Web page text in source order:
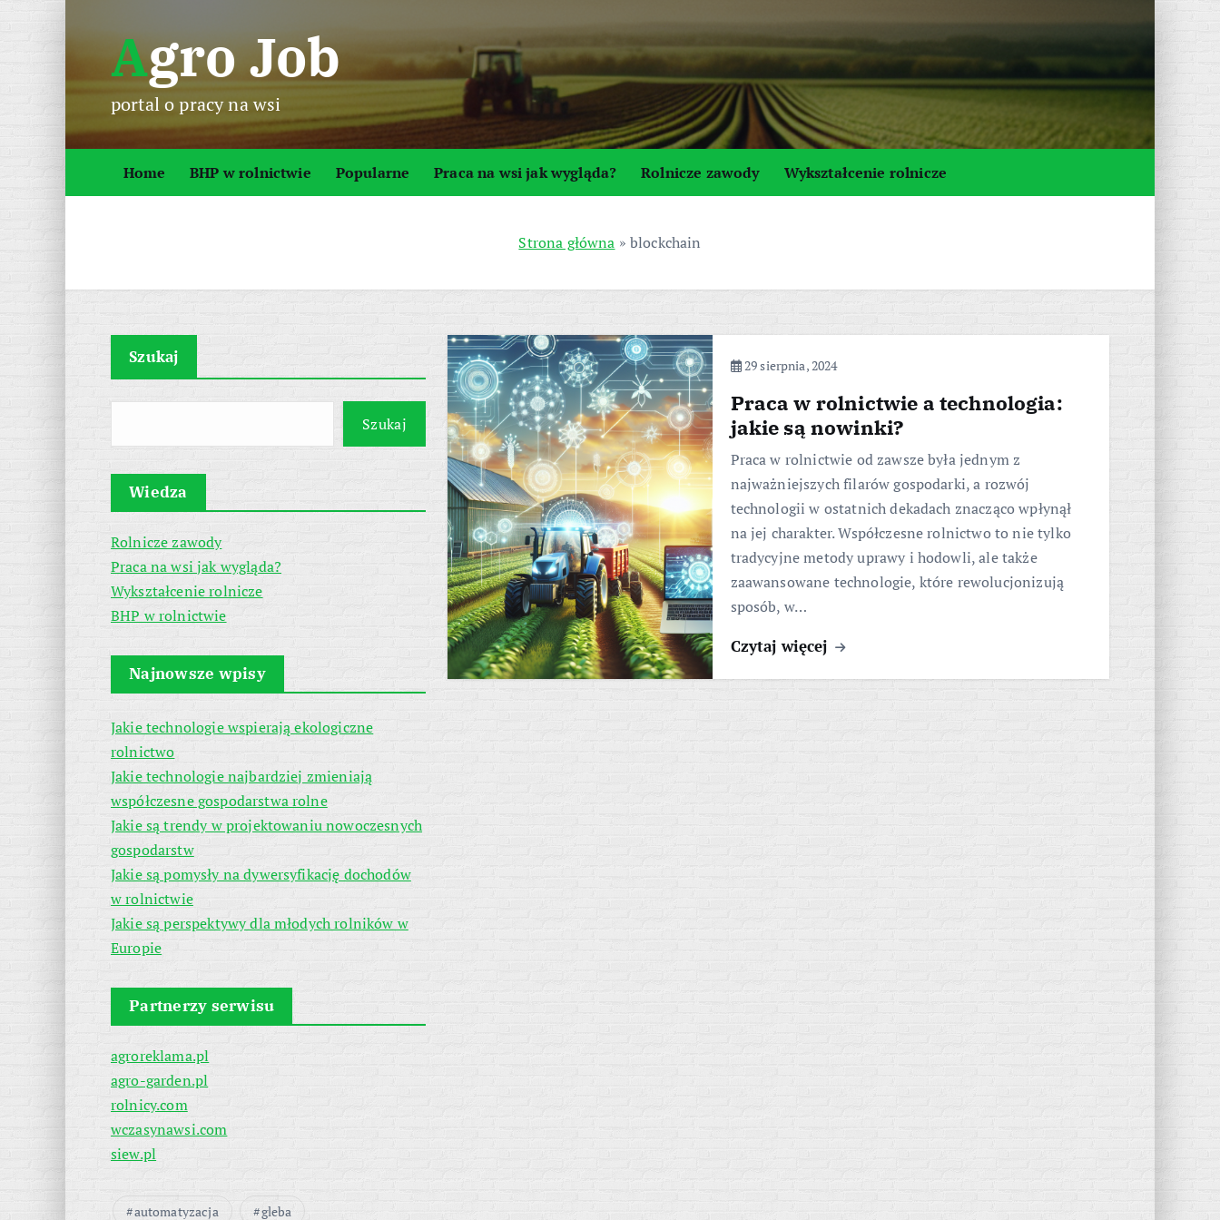
p
o
Agro Job
portal o pracy na wsi
Home BHP w rolnictwie Popularne Praca na wsi jak wygląda? Rolnicze zawody Wykształcenie rolnicze
Strona główna » blockchain
Szukaj
Szukaj
Wiedza
Rolnicze zawody
Praca na wsi jak wygląda?
Wykształcenie rolnicze
BHP w rolnictwie
Najnowsze wpisy
Jakie technologie wspierają ekologiczne
rolnictwo
Jakie technologie najbardziej zmieniają
współczesne gospodarstwa rolne
Jakie są trendy w projektowaniu nowoczesnych
gospodarstw
Jakie są pomysły na dywersyfikację dochodów
w rolnictwie
Jakie są perspektywy dla młodych rolników w
Europie
Partnerzy serwisu
agroreklama.pl
agro-garden.pl
rolnicy.com
wczasynawsi.com
siew.pl
automatyzacja gleba
29 sierpnia, 2024
Praca w rolnictwie a technologia:
jakie są nowinki?
Praca w rolnictwie od zawsze była jednym z
najważniejszych filarów gospodarki, a rozwój
technologii w ostatnich dekadach znacząco wpłynął
na jej charakter. Współczesne rolnictwo to nie tylko
tradycyjne metody uprawy i hodowli, ale także
zaawansowane technologie, które rewolucjonizują
sposób, w…
Czytaj więcej